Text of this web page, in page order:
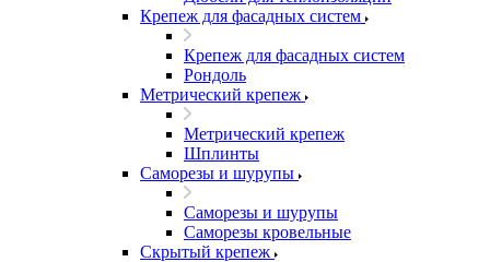
Крепеж для фасадных систем
Крепеж для фасадных систем
Рондоль
Метрический крепеж
Метрический крепеж
Шплинты
Саморезы и шурупы
Саморезы и шурупы
Саморезы кровельные
Скрытый крепеж